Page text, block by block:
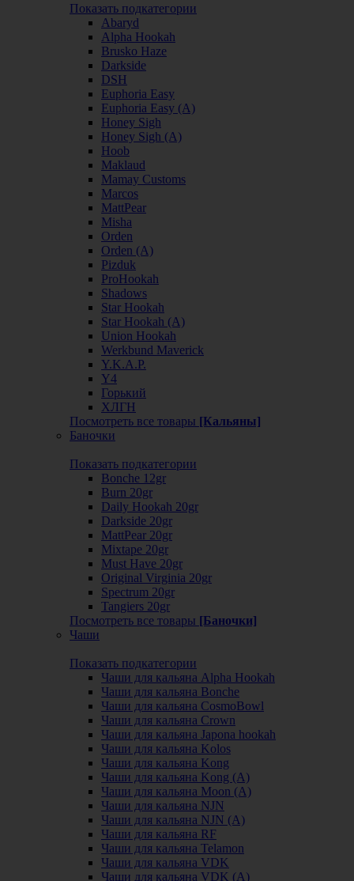
Показать подкатегории
Abaryd
Alpha Hookah
Brusko Haze
Darkside
DSH
Euphoria Easy
Euphoria Easy (А)
Honey Sigh
Honey Sigh (А)
Hoob
Maklaud
Mamay Customs
Marcos
MattPear
Misha
Orden
Orden (А)
Pizduk
ProHookah
Shadows
Star Hookah
Star Hookah (А)
Union Hookah
Werkbund Maverick
Y.K.A.P.
Y4
Горький
ХЛГН
Посмотреть все товары [Кальяны]
Баночки
Показать подкатегории
Bonche 12gr
Burn 20gr
Daily Hookah 20gr
Darkside 20gr
MattPear 20gr
Mixtape 20gr
Must Have 20gr
Original Virginia 20gr
Spectrum 20gr
Tangiers 20gr
Посмотреть все товары [Баночки]
Чаши
Показать подкатегории
Чаши для кальяна Alpha Hookah
Чаши для кальяна Bonche
Чаши для кальяна CosmoBowl
Чаши для кальяна Crown
Чаши для кальяна Japona hookah
Чаши для кальяна Kolos
Чаши для кальяна Kong
Чаши для кальяна Kong (A)
Чаши для кальяна Moon (А)
Чаши для кальяна NJN
Чаши для кальяна NJN (А)
Чаши для кальяна RF
Чаши для кальяна Telamon
Чаши для кальяна VDK
Чаши для кальяна VDK (А)